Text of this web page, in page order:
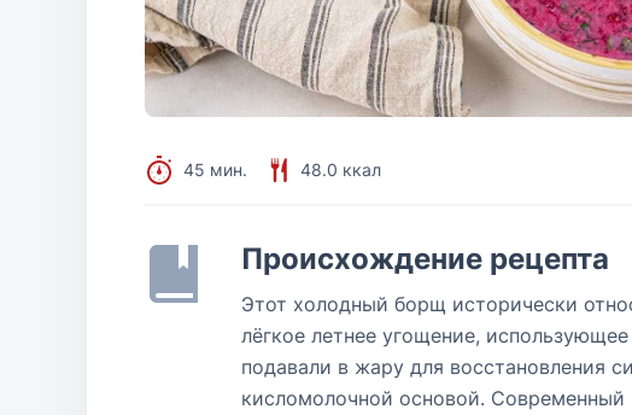
45 мин. 48.0 ккал
Происхождение рецепта
Этот холодный борщ исторически
лёгкое летнее угощение,
подавали в жару для восстановления
кисломолочной основой.